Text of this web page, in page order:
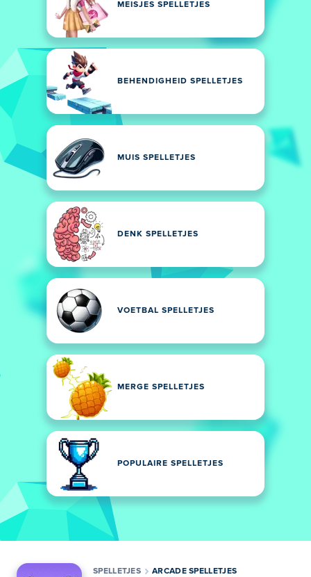
MEISJES SPELLETJES
BEHENDIGHEID SPELLETJES
MUIS SPELLETJES
DENK SPELLETJES
VOETBAL SPELLETJES
MERGE SPELLETJES
POPULAIRE SPELLETJES
SPELLETJES ARCADE SPELLETJES